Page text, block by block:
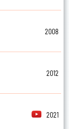
2008
2012
2021